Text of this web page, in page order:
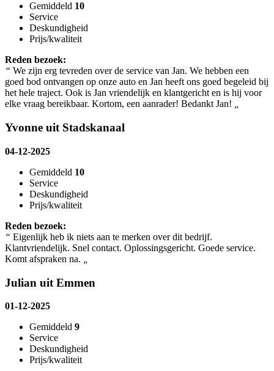
Gemiddeld 10
Service
Deskundigheid
Prijs/kwaliteit
Reden bezoek:
“ We zijn erg tevreden over de service van Jan. We hebben een
goed bod ontvangen op onze auto en Jan heeft ons goed begeleid bij
het hele traject. Ook is Jan vriendelijk en klantgericht en is hij voor
elke vraag bereikbaar. Kortom, een aanrader! Bedankt Jan! „
Yvonne uit Stadskanaal
04-12-2025
Gemiddeld 10
Service
Deskundigheid
Prijs/kwaliteit
Reden bezoek:
“ Eigenlijk heb ik niets aan te merken over dit bedrijf.
Klantvriendelijk. Snel contact. Oplossingsgericht. Goede service.
Komt afspraken na.
Julian uit Emmen
01-12-2025
Gemiddeld 9
Service
Deskundigheid
Prijs/kwaliteit